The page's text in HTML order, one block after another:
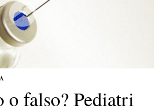
o falso? Pediatri